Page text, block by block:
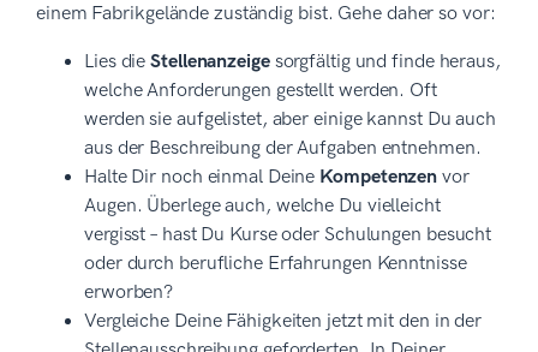
einem Fabrikgelände zuständig bist. Gehe daher so vor:
Lies dieStellenanzeigesorgfältig und finde heraus,
welche Anforderungen gestellt werden. Oft
werden sie aufgelistet, aber einige kannst Du auch
aus der Beschreibung der Aufgaben entnehmen.
Halte Dir noch einmal Deine Kompetenzen vor
Augen. Überlege auch, welche Du vielleicht
vergisst – hast Du Kurse oder Schulungen besucht
oder durch berufliche Erfahrungen Kenntnisse
erworben?
Vergleiche Deine Fähigkeiten jetzt mit den in der